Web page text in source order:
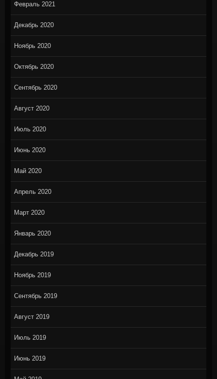
Февраль 2021
Декабрь 2020
Ноябрь 2020
Октябрь 2020
Сентябрь 2020
Август 2020
Июль 2020
Июнь 2020
Май 2020
Апрель 2020
Март 2020
Январь 2020
Декабрь 2019
Ноябрь 2019
Сентябрь 2019
Август 2019
Июль 2019
Июнь 2019